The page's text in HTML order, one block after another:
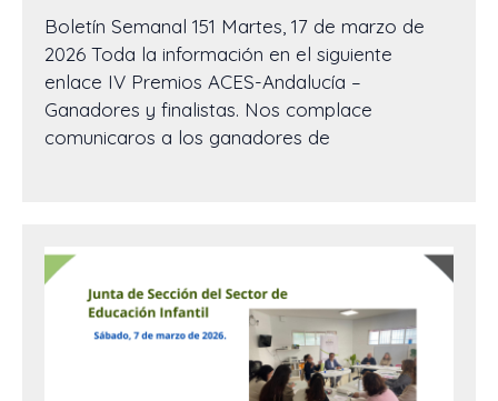
Boletín Semanal 151 Martes, 17 de marzo de
2026 Toda la información en el siguiente
enlace IV Premios ACES-Andalucía –
Ganadores y finalistas. Nos complace
comunicaros a los ganadores de